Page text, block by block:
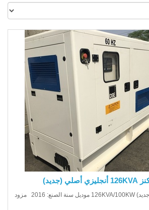
مباعةالنوع: بيركنز اصلي (جديد) 126KVA/100KW موديل سنة الصنع: 2016 مزود